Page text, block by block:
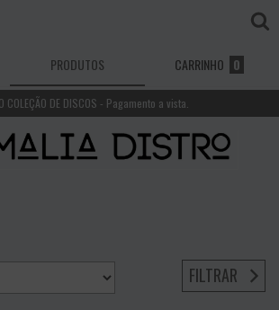
PRODUTOS CARRINHO 0
COLEÇÃO DE DISCOS - Pagamento a vista.
FILTRAR